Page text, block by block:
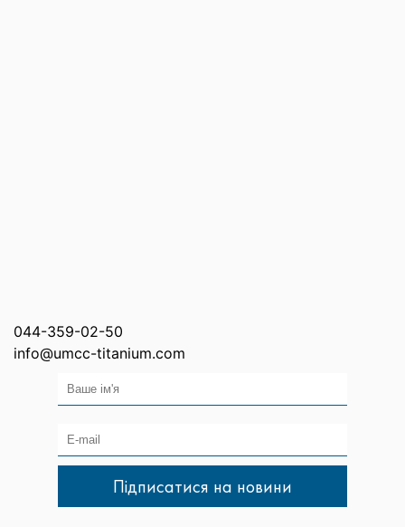
044-359-02-50
info@umcc-titanium.com